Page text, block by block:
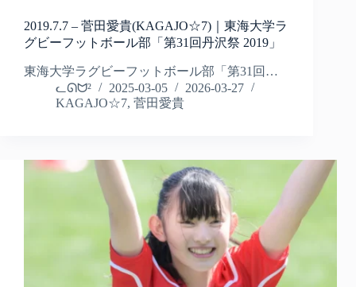
2019.7.7 – 菅田愛貴(KAGAJO☆7)｜東海大学ラ
グビーフットボール部「第31回丹沢祭 2019」
東海大学ラグビーフットボール部「第31回…
ᓚᘏᗢ²
2025-03-05
2026-03-27
KAGAJO☆7, 菅田愛貴